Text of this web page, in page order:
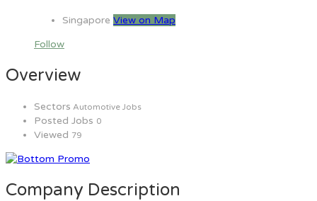
Singapore View on Map
Follow
Overview
Sectors Automotive Jobs
Posted Jobs 0
Viewed 79
Company Description